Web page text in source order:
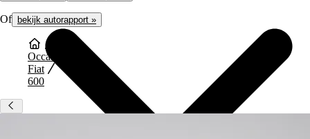
Of bekijk autorapport »
Occasions
Fiat
600